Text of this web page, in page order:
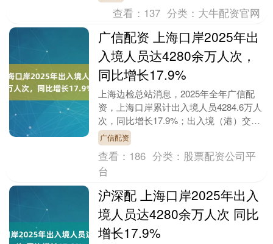
查看： 137 分类： 大牛配资官网
广信配资 上海口岸2025年出
入境人员达4280余万人次，
同比增长17.9%
上海边检总站消息，2025年全年广信配
资，上海口岸累计出入境人员4284.6万人
次，同比增长17.9%；出入境（港）交通
运输工具30.2万架（艘）次，同比增长
1....
广信配资
查看： 186 分类： 股票配资公司平
台
沪深配 上海口岸2025年出入
境人员达4280余万人次 同比
增长17.9%